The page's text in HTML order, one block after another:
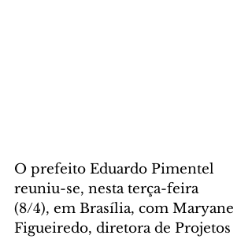
O prefeito Eduardo Pimentel
reuniu-se, nesta terça-feira
(8/4), em Brasília, com Maryane
Figueiredo, diretora de Projetos